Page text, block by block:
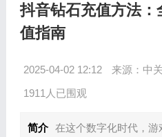
抖音钻石充值方法
值指南
2025-04-02 12:12 来源：中
1911人已围观
简介 在这个数字化时代，